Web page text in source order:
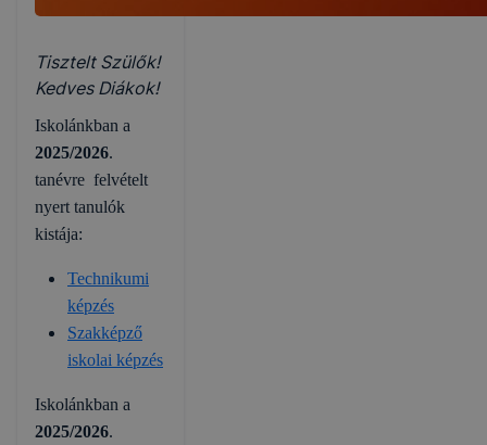
Tisztelt Szülők!
Kedves Diákok!
Iskolánkban a
2025/2026.
tanévre felvételt
nyert tanulók
kistája:
Technikumi
képzés
Szakképző
iskolai képzés
Iskolánkban a
2025/2026.